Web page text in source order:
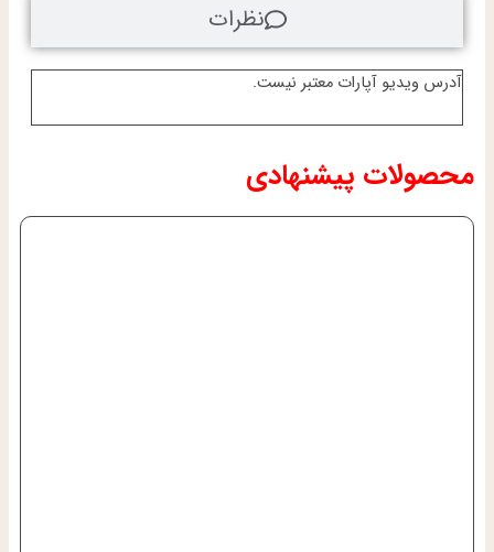
آدرس ویدیو آپارات معتبر نیست.
نظرات
محصولات پیشنهادی